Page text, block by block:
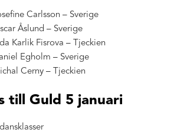
Carlsson – Sverige
Åslund – Sverige
Karlik Fisrova – Tjeckien
Egholm – Sverige
Cerny – Tjeckien
till Guld 5 januari